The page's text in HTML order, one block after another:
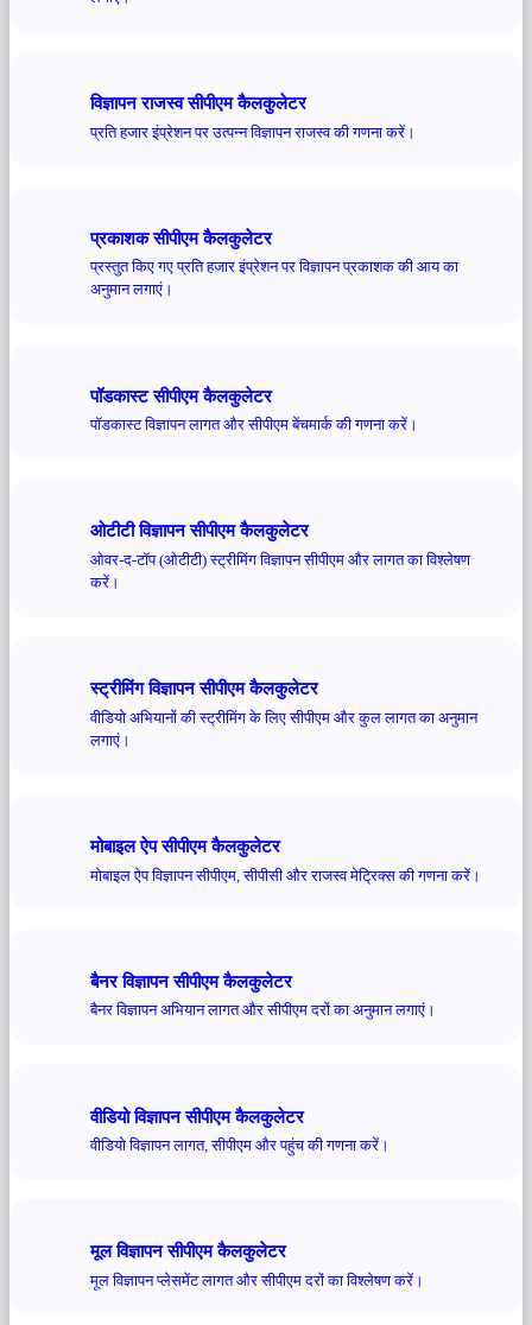
विज्ञापन राजस्व सीपीएम कैलकुलेटर
प्रति हजार इंप्रेशन पर उत्पन्न विज्ञापन राजस्व की गणना करें।
प्रकाशक सीपीएम कैलकुलेटर
प्रस्तुत किए गए प्रति हजार इंप्रेशन पर विज्ञापन प्रकाशक की आय का
अनुमान लगाएं।
पॉडकास्ट सीपीएम कैलकुलेटर
पॉडकास्ट विज्ञापन लागत और सीपीएम बेंचमार्क की गणना करें।
ओटीटी विज्ञापन सीपीएम कैलकुलेटर
ओवर-द-टॉप (ओटीटी) स्ट्रीमिंग विज्ञापन सीपीएम और लागत का विश्लेषण
करें।
स्ट्रीमिंग विज्ञापन सीपीएम कैलकुलेटर
वीडियो अभियानों की स्ट्रीमिंग के लिए सीपीएम और कुल लागत का अनुमान
लगाएं।
मोबाइल ऐप सीपीएम कैलकुलेटर
मोबाइल ऐप विज्ञापन सीपीएम, सीपीसी और राजस्व मेट्रिक्स की गणना करें।
बैनर विज्ञापन सीपीएम कैलकुलेटर
बैनर विज्ञापन अभियान लागत और सीपीएम दरों का अनुमान लगाएं।
वीडियो विज्ञापन सीपीएम कैलकुलेटर
वीडियो विज्ञापन लागत, सीपीएम और पहुंच की गणना करें।
मूल विज्ञापन सीपीएम कैलकुलेटर
मूल विज्ञापन प्लेसमेंट लागत और सीपीएम दरों का विश्लेषण करें।